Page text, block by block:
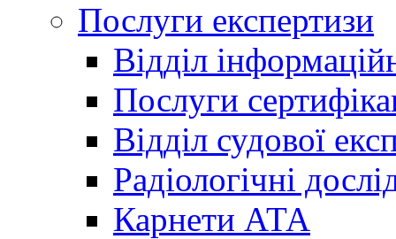
Послуги експертизи
Відділ
Послуги
Відділ судової
Радіологічні
Карнети АТА